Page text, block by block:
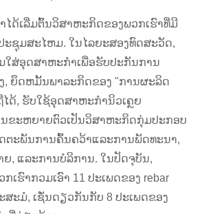
ໄດ້​ເລີ່ມ​ຕົ້ນ​ວິ​ສາ​ຫະ​ກິດ​ຂອງ​ພວກ​ເຮົາ​ທີ່​ມີ​
ະ​ຊຸມ​ສະ​ໄຫມ​. ໃນໄລຍະສອງທົດສະວັດ,
ມໃສ່ອຸດສາຫະກໍາເພື່ອຮັບປະກັນການ
, ຍຶດຫມັ້ນພາລະກິດຂອງ "ການຜະລິດ
ດ້, ຮັບໃຊ້ອຸດສາຫະກໍານິວເຄຼຍ
ຂະ​ຫຍາຍ​ຕົວ​ເປັນ​ວິ​ສາ​ຫະ​ກິດ​ກຸ່ມ​ປະ​ກອບ​
ຕະ​ພັນ​ການ​ຄົ້ນ​ຄວ້າ​ແລະ​ການ​ພັດ​ທະ​ນາ​,
​, ແລະ​ການ​ບໍ​ລິ​ການ​. ໃນປັດຈຸບັນ,
ເຮົາກວມເອົາ 11 ປະເພດຂອງ rebar
ສະມໍ, ເຊັ່ນດຽວກັນກັບ 8 ປະເພດຂອງ